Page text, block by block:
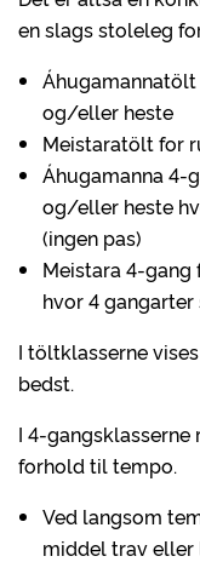
en slags stoleleg
og/eller heste
Meistaratölt for
Áhugamanna 4-
og/eller heste
(ingen pas)
Meistara 4-
hvor 4 gangarter
I töltklasserne
bedst.
I 4-gangsklasserne
forhold til tempo.
Ved langsom
middel trav